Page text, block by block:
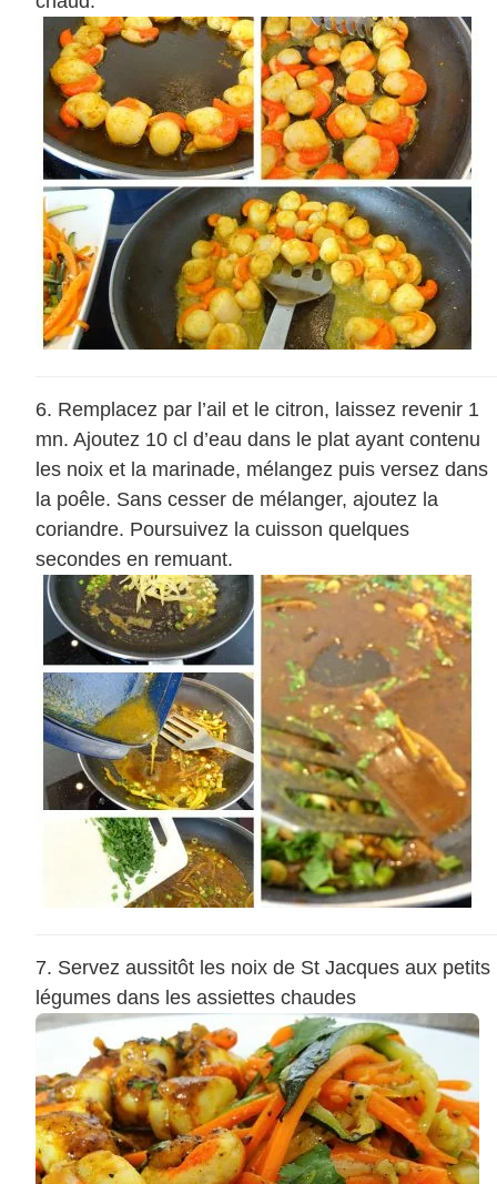
Remplacez par l’ail et le citron, laissez revenir 1
mn. Ajoutez 10 cl d’eau dans le plat ayant contenu
les noix et la marinade, mélangez puis versez dans
la poêle. Sans cesser de mélanger, ajoutez la
coriandre. Poursuivez la cuisson quelques
secondes en remuant.
Servez aussitôt les noix de St Jacques aux petits
légumes dans les assiettes chaudes